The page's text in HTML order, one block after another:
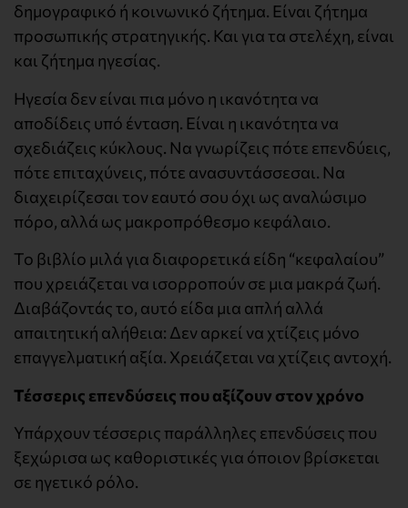
δημογραφικό ή κοινωνικό ζήτημα. Είναι ζήτημα
προσωπικής στρατηγικής. Και για τα στελέχη, είναι
και ζήτημα ηγεσίας.
Ηγεσία δεν είναι πια μόνο η ικανότητα να
αποδίδεις υπό ένταση. Είναι η ικανότητα να
σχεδιάζεις κύκλους. Να γνωρίζεις πότε επενδύεις,
πότε επιταχύνεις, πότε ανασυντάσσεσαι. Να
διαχειρίζεσαι τον εαυτό σου όχι ως αναλώσιμο
πόρο, αλλά ως μακροπρόθεσμο κεφάλαιο.
Το βιβλίο μιλά για διαφορετικά είδη “κεφαλαίου”
που χρειάζεται να ισορροπούν σε μια μακρά ζωή.
Διαβάζοντάς το, αυτό είδα μια απλή αλλά
απαιτητική αλήθεια: Δεν αρκεί να χτίζεις μόνο
επαγγελματική αξία. Χρειάζεται να χτίζεις αντοχή.
Τέσσερις επενδύσεις που αξίζουν στον χρόνο
Υπάρχουν τέσσερις παράλληλες επενδύσεις που
ξεχώρισα ως καθοριστικές για όποιον βρίσκεται
σε ηγετικό ρόλο.